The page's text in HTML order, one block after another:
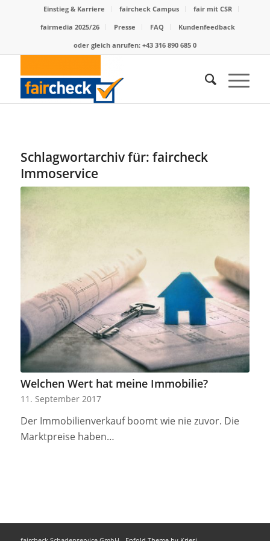
Einstieg & Karriere faircheck Campus
fair mit CSR
fairmedia 2025/26
Presse FAQ
Kundenfeedback
oder gleich anrufen: +43 316 890 685 0
Schlagwortarchiv für: faircheck
Immoservice
Welchen Wert hat meine Immobilie?
11. September 2017
Der Immobilienverkauf boomt wie nie zuvor. Die
Marktpreise haben…